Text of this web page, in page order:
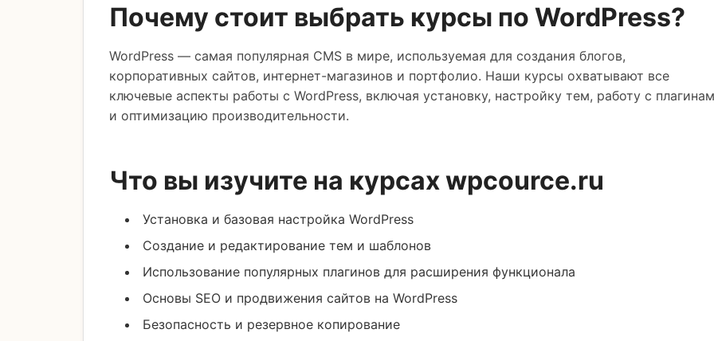
Почему стоит выбрать курсы по WordPress?
WordPress — самая популярная CMS в мире, используемая для создания блогов,
корпоративных сайтов, интернет-магазинов и портфолио. Наши курсы охватывают все
ключевые аспекты работы с WordPress, включая установку, настройку тем, работу с
и оптимизацию производительности.
Что вы изучите на курсах wpcource.ru
Установка и базовая настройка WordPress
Создание и редактирование тем и шаблонов
Использование популярных плагинов для расширения функционала
Основы SEO и продвижения сайтов на WordPress
Безопасность и резервное копирование